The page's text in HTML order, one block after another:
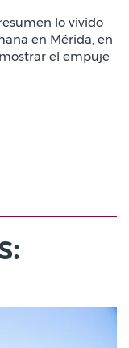
lo vivido
en Mérida, en
el empuje